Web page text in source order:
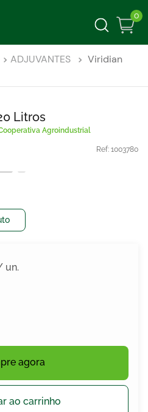
0
ADJUVANTES
Viridian
Litros
Agroindustrial
Ref: 1003780
agora
ao carrinho